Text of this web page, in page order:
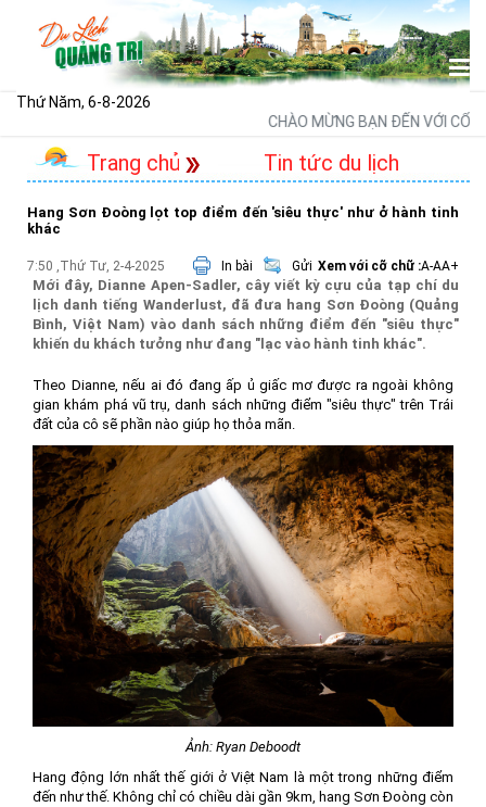
Thứ Năm, 6-8-2026
CHÀO MỪNG BẠN ĐẾN VỚI CỔNG
Trang chủ Tin tức du lịch
Hang Sơn Đoòng lọt top điểm đến 'siêu thực' như ở hành tinh
khác
7:50 ,Thứ Tư, 2-4-2025 In bài Gửi Xem với cỡ chữ :A-AA+
Mới đây, Dianne Apen-Sadler, cây viết kỳ cựu của tạp chí du
lịch danh tiếng Wanderlust, đã đưa hang Sơn Đoòng (Quảng
Bình, Việt Nam) vào danh sách những điểm đến "siêu thực"
khiến du khách tưởng như đang "lạc vào hành tinh khác".
Theo Dianne, nếu ai đó đang ấp ủ giấc mơ được ra ngoài không
gian khám phá vũ trụ, danh sách những điểm "siêu thực" trên Trái
đất của cô sẽ phần nào giúp họ thỏa mãn.
Ảnh: Ryan Deboodt
Hang động lớn nhất thế giới ở Việt Nam là một trong những điểm
đến như thế. Không chỉ có chiều dài gần 9km, hang Sơn Đoòng còn